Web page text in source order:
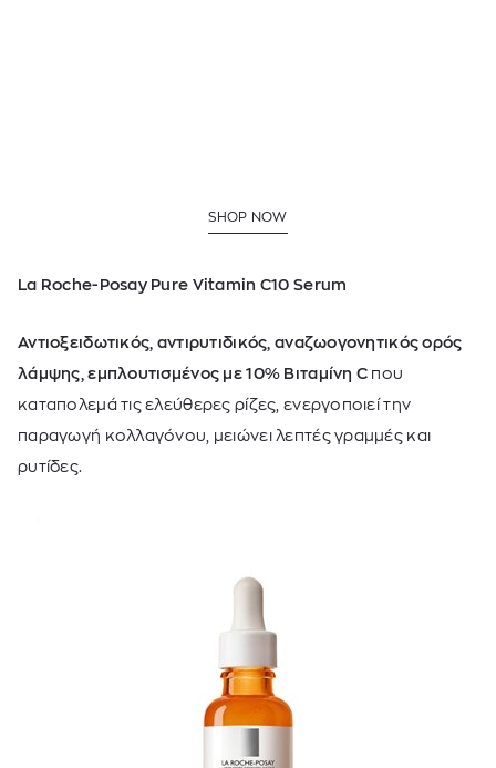
SHOP NOW
La Roche-Posay Pure Vitamin C10 Serum
Αντιοξειδωτικός, αντιρυτιδικός, αναζωογονητικός ορός
λάμψης, εμπλουτισμένος με 10% Βιταμίνη C που
καταπολεμά τις ελεύθερες ρίζες, ενεργοποιεί την
παραγωγή κολλαγόνου, μειώνει λεπτές γραμμές και
ρυτίδες.